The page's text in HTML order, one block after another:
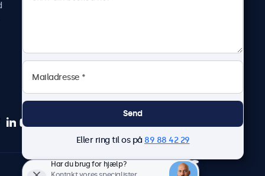
Dansk
Send
Eller ring til os på 89 88 42 29
Har du brug for hjælp?